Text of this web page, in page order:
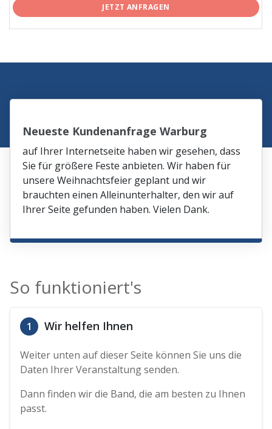
JETZT ANFRAGEN
Neueste Kundenanfrage Warburg
auf Ihrer Internetseite haben wir gesehen, dass
Sie für größere Feste anbieten. Wir haben für
unsere Weihnachtsfeier geplant und wir
brauchten einen Alleinunterhalter, den wir auf
Ihrer Seite gefunden haben. Vielen Dank.
So funktioniert's
1 Wir helfen Ihnen
Weiter unten auf dieser Seite können Sie uns die
Daten Ihrer Veranstaltung senden.
Dann finden wir die Band, die am besten zu Ihnen
passt.